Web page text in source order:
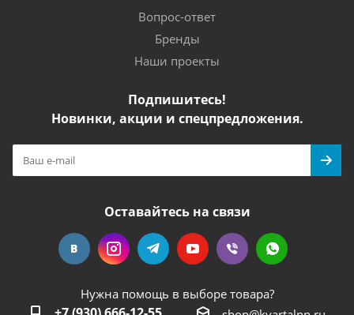
Вопрос-ответ
Бренды
Наши проекты
Подпишитесь!
Новинки, акции и спецпредложения.
Оставайтесь на связи
Нужна помощь в выборе товара?